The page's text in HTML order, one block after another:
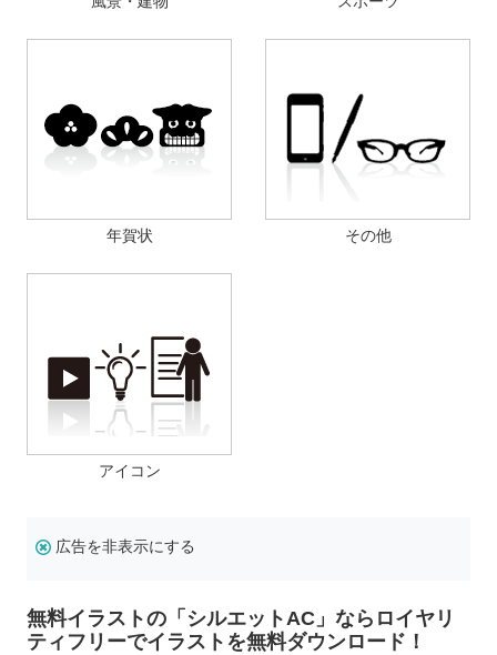
年賀状 その他
アイコン
広告を非表示にする
無料イラストの「シルエットAC」ならロイヤリ
ティフリーでイラストを無料ダウンロード！